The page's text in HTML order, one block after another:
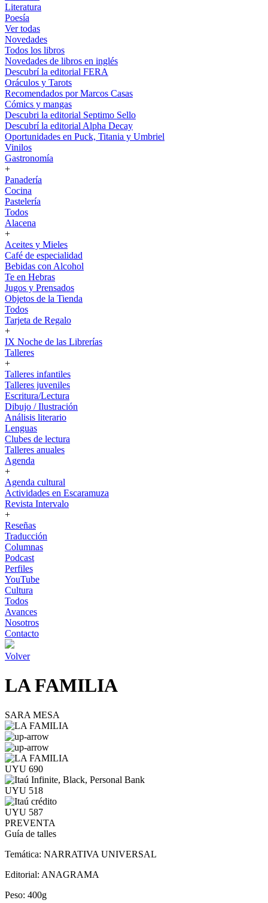
Literatura
Poesía
Ver todas
Novedades
Todos los libros
Novedades de libros en inglés
Descubrí la editorial FERA
Oráculos y Tarots
Recomendados por Marcos Casas
Cómics y mangas
Descubri la editorial Septimo Sello
Descubrí la editorial Alpha Decay
Oportunidades en Puck, Titania y Umbriel
Vinilos
Gastronomía
+
Panadería
Cocina
Pastelería
Todos
Alacena
+
Aceites y Mieles
Café de especialidad
Bebidas con Alcohol
Te en Hebras
Jugos y Prensados
Objetos de la Tienda
Todos
Tarjeta de Regalo
+
IX Noche de las Librerías
Talleres
+
Talleres infantiles
Talleres juveniles
Escritura/Lectura
Dibujo / Ilustración
Análisis literario
Lenguas
Clubes de lectura
Talleres anuales
Agenda
+
Agenda cultural
Actividades en Escaramuza
Revista Intervalo
+
Reseñas
Traducción
Columnas
Podcast
Perfiles
YouTube
Cultura
Todos
Avances
Nosotros
Contacto
Volver
LA FAMILIA
SARA MESA
UYU 690
UYU 518
UYU 587
PREVENTA
Guía de talles
Temática: NARRATIVA UNIVERSAL
Editorial: ANAGRAMA
Peso: 400g